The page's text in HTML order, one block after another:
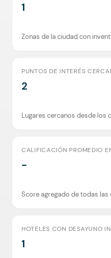
1
Zonas de la ciudad con
PUNTOS DE INTERÉS
2
Lugares cercanos desde los
CALIFICACIÓN PROMEDIO
-
Score agregado de todas las
HOTELES CON DESAYUNO
1